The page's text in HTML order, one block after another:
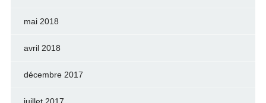
mai 2018
avril 2018
décembre 2017